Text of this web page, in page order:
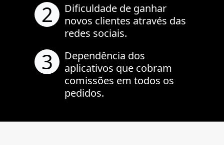
2
Dificuldade de ganhar
novos clientes através das
redes sociais.
3
Dependência dos
aplicativos que cobram
comissões em todos os
pedidos.